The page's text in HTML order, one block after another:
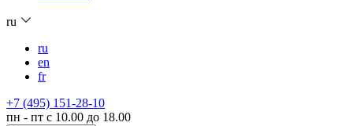
ru
ru
en
fr
+7 (495) 151-28-10
пн - пт с 10.00 до 18.00